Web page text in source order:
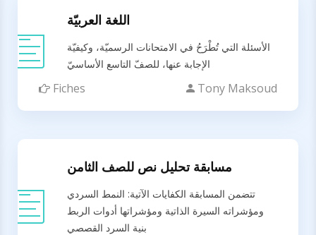
اللغة العربيّة
الأسئلة التي تُطْرَحُ في الامتحانات الرسميّة، وكيفيّة
الإجابة عنها، للصفّ التاسع الأساسيّ
Fiches Tony Maksoud
مسابقة تحليل نص للصف الثامن
تتضمن المسابقة الكفايات الآتية: النمط السردي
ومؤشراته السيرة الذاتية ومؤشراتها أدوات الربط
بنية السرد القصصي